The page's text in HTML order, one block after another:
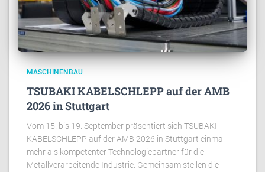
MASCHINENBAU
TSUBAKI KABELSCHLEPP auf der AMB
2026 in Stuttgart
Vom 15. bis 19. September präsentiert sich TSUBAKI
KABELSCHLEPP auf der AMB 2026 in Stuttgart einmal
mehr als kompetenter Technologiepartner für die
Metallverarbeitende Industrie. Gemeinsam stellen die